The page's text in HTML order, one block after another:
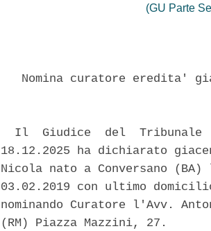
(GU Parte
Nomina curatore eredita'
Il  Giudice  del  Tribunale
18.12.2025 ha dichiarato
Nicola nato a Conversano
03.02.2019 con ultimo
nominando Curatore l'Avv.
(RM) Piazza Mazzini, 27.